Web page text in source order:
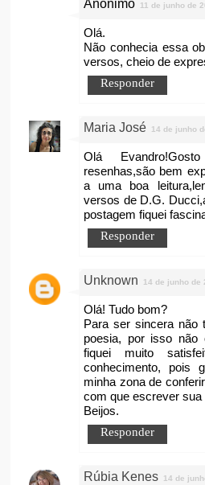
Anônimo 11 de junho de
Olá.
Não conhecia essa
versos, cheio de
Responder
Maria José 14 de junho
Olá
resenhas,são bem
a uma boa
versos de D.G.
postagem fiquei
Responder
Unknown 14 de junho de
Olá! Tudo bom?
Para ser sincera não
poesia, por isso não
fiquei muito
conhecimento, pois
minha zona de
com que escrever sua
Beijos.
Responder
Rúbia Kenes 14 de